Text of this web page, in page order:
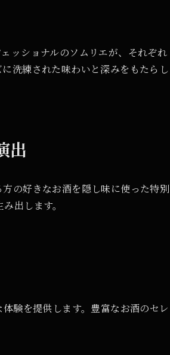
ッショナルのソムリエが、それぞれ
洗練された味わいと深みをもたらし
出
の好きなお酒を隠し味に使った特別
出します。
験を提供します。豊富なお酒のセレ